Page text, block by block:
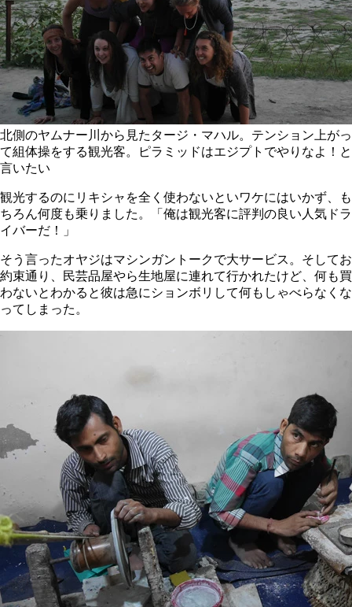
北側のヤムナー川から見たタージ・マハル。テンション上がっ
て組体操をする観光客。ピラミッドはエジプトでやりなよ！と
言いたい
観光するのにリキシャを全く使わないといワケにはいかず、も
ちろん何度も乗りました。「俺は観光客に評判の良い人気ドラ
イバーだ！」
そう言ったオヤジはマシンガントークで大サービス。そしてお
約束通り、民芸品屋やら生地屋に連れて行かれたけど、何も買
わないとわかると彼は急にションボリして何もしゃべらなくな
ってしまった。